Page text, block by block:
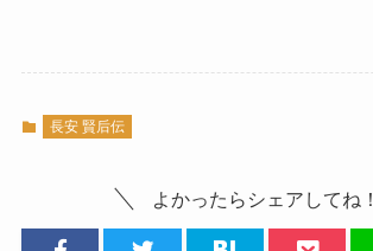
長安 賢后伝
よかったらシェアしてね！